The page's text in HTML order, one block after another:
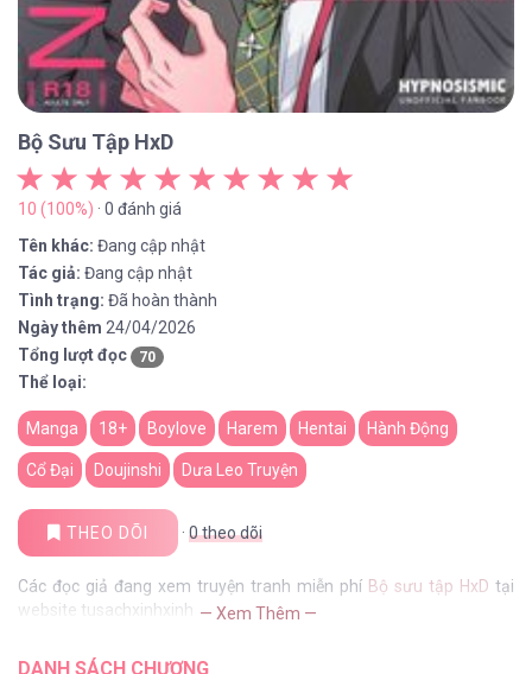
Bộ Sưu Tập HxD
10 (100%) · 0 đánh giá
Tên khác: Đang cập nhật
Tác giả: Đang cập nhật
Tình trạng: Đã hoàn thành
Ngày thêm 24/04/2026
Tổng lượt đọc
70
Thể loại:
Manga 18+ Boylove Harem Hentai Hành Động
Cổ Đại Doujinshi Dưa Leo Truyện
THEO DÕI · 0theo dõi
Các đọc giả đang xem truyện tranh miễn phí Bộ sưu tập HxD tại
website tusachxinhxinh — Xem Thêm —
DANH SÁCH CHƯƠNG